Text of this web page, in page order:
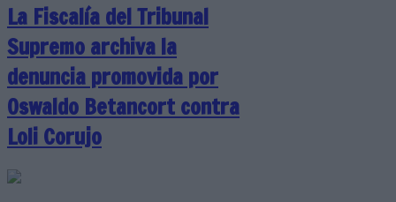
La Fiscalía del Tribunal
Supremo archiva la
denuncia promovida por
Oswaldo Betancort contra
Loli Corujo